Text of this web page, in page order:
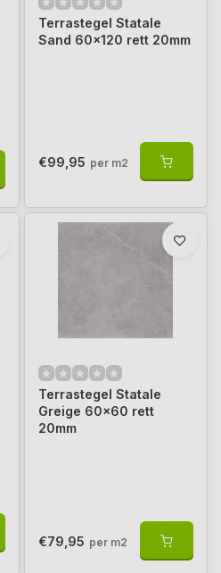
Terrastegel Statale
Sand 60x120 rett 20mm
€99,95 per m2
Terrastegel Statale
Greige 60x60 rett
20mm
€79,95 per m2